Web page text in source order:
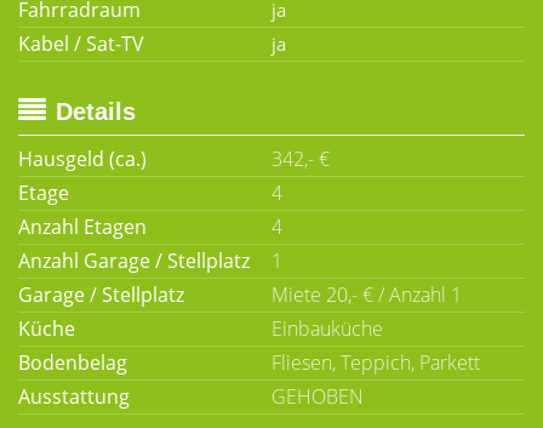
Fahrradraum
Kabel / Sat-TV
Details
Hausgeld (ca.)
342,- €
Etage
4
Anzahl Etagen
4
Anzahl Garage / Stellplatz
1
Garage / Stellplatz
Miete 20,- € / Anzahl 1
Küche
Einbauküche
Bodenbelag
Fliesen, Teppich, Parkett
Ausstattung
GEHOBEN